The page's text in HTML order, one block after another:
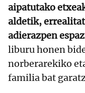
aipatutako
aldetik,
adierazpen
liburu honen
norberarekiko
familia bat